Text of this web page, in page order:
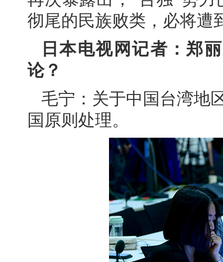
彻尾的民族败类，必将遭
日本电视网记者：郑
论？
毛宁：关于中国台湾地
国原则处理。